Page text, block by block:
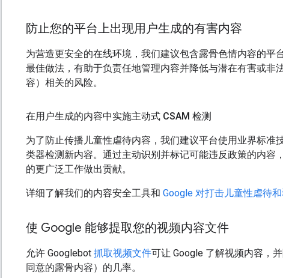
防止您的平台上出现用户生成的有害内容
为营造更安全的在线环境，我们建议包含露骨色情内容的平
最佳做法，有助于负责任地管理内容并降低与潜在有害或非
容）相关的风险。
在用户生成的内容中实施主动式 CSAM 检测
为了防止传播儿童性虐待内容，我们建议平台使用业界标准
类器检测新内容。通过主动识别并标记可能违反政策的内容
的更广泛工作做出贡献。
详细了解我们的内容安全工具和 Google 对打击儿童性虐待
使 Google 能够提取您的视频内容文件
允许 Googlebot 抓取视频文件可让 Google 了解视频内容，
同意的露骨内容）的几率。